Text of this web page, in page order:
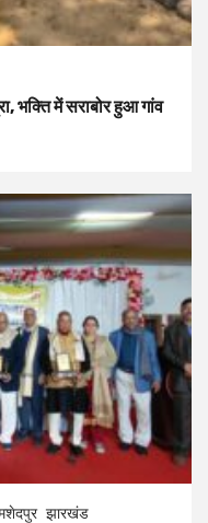
भक्ति में सराबोर हुआ गांव
झारखंड